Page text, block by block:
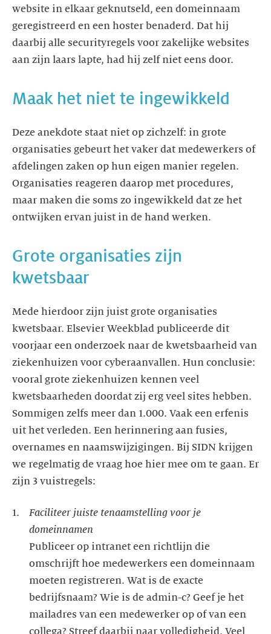
website in elkaar geknutseld, een domeinnaam
geregistreerd en een hoster benaderd. Dat hij
daarbij alle securityregels voor zakelijke websites
Deze anekdote staat niet op zichzelf: in grote
organisaties gebeurt het vaker dat medewerkers of
afdelingen zaken op hun eigen manier regelen.
Organisaties reageren daarop met procedures,
maar maken die soms zo ingewikkeld dat ze het
Grote organisaties zijn
Mede hierdoor zijn juist grote organisaties
kwetsbaar. Elsevier Weekblad publiceerde dit
voorjaar een onderzoek naar de kwetsbaarheid van
ziekenhuizen voor cyberaanvallen. Hun conclusie:
vooral grote ziekenhuizen kennen veel
kwetsbaarheden doordat zij erg veel sites hebben.
Sommigen zelfs meer dan 1.000. Vaak een erfenis
uit het verleden. Een herinnering aan fusies,
overnames en naamswijzigingen. Bij SIDN krijgen
we regelmatig de vraag hoe hier mee om te gaan. Er
Faciliteer juiste tenaamstelling voor je
Publiceer op intranet een richtlijn die
omschrijft hoe medewerkers een domeinnaam
moeten registreren. Wat is de exacte
bedrijfsnaam? Wie is de admin-c? Geef je het
mailadres van een medewerker op of van een
collega? Streef daarbij naar volledigheid. Veel